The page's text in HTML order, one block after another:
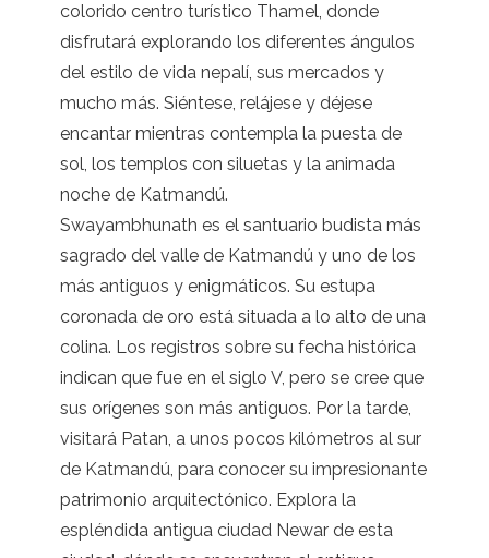
colorido centro turístico Thamel, donde
disfrutará explorando los diferentes ángulos
del estilo de vida nepalí, sus mercados y
mucho más. Siéntese, relájese y déjese
encantar mientras contempla la puesta de
sol, los templos con siluetas y la animada
noche de Katmandú.
Swayambhunath es el santuario budista más
sagrado del valle de Katmandú y uno de los
más antiguos y enigmáticos. Su estupa
coronada de oro está situada a lo alto de una
colina. Los registros sobre su fecha histórica
indican que fue en el siglo V, pero se cree que
sus orígenes son más antiguos. Por la tarde,
visitará Patan, a unos pocos kilómetros al sur
de Katmandú, para conocer su impresionante
patrimonio arquitectónico. Explora la
espléndida antigua ciudad Newar de esta